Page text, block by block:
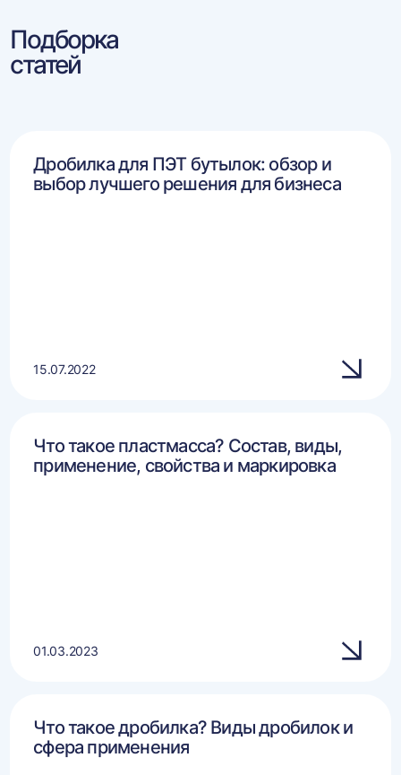
Подборка
статей
Дробилка для ПЭТ бутылок: обзор и
выбор лучшего решения для бизнеса
15.07.2022
Что такое пластмасса? Состав, виды,
применение, свойства и маркировка
01.03.2023
Что такое дробилка? Виды дробилок и
сфера применения